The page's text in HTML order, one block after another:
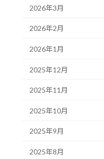
2026年3月
2026年2月
2026年1月
2025年12月
2025年11月
2025年10月
2025年9月
2025年8月